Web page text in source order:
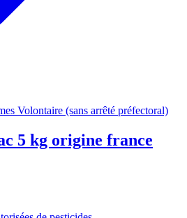
Volontaire (sans arrêté préfectoral)
5 kg origine france